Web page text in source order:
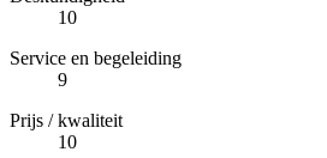
10
Service en begeleiding
9
Prijs / kwaliteit
10